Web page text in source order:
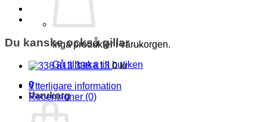
Inga produkter i varukorgen.
Gå tillbaka till butiken
0
Varukorg
Du kanske också gillar …
338 813 0 kr
Ytterligare information
Recensioner (0)